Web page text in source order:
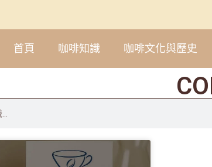
首頁 咖啡知識 咖啡文化與歷史